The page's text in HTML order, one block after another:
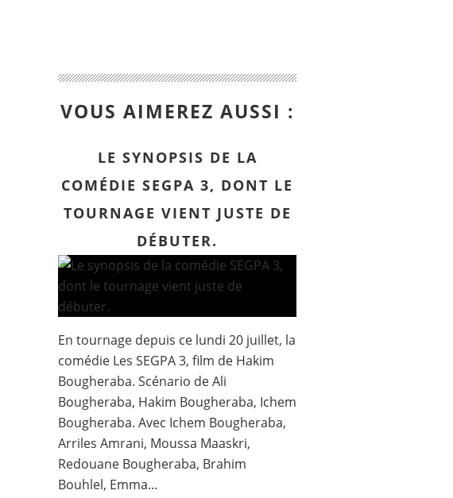
VOUS AIMEREZ AUSSI :
LE SYNOPSIS DE LA
COMÉDIE SEGPA 3, DONT LE
TOURNAGE VIENT JUSTE DE
DÉBUTER.
En tournage depuis ce lundi 20 juillet, la
comédie Les SEGPA 3, film de Hakim
Bougheraba. Scénario de Ali
Bougheraba, Hakim Bougheraba, Ichem
Bougheraba. Avec Ichem Bougheraba,
Arriles Amrani, Moussa Maaskri,
Redouane Bougheraba, Brahim
Bouhlel, Emma...